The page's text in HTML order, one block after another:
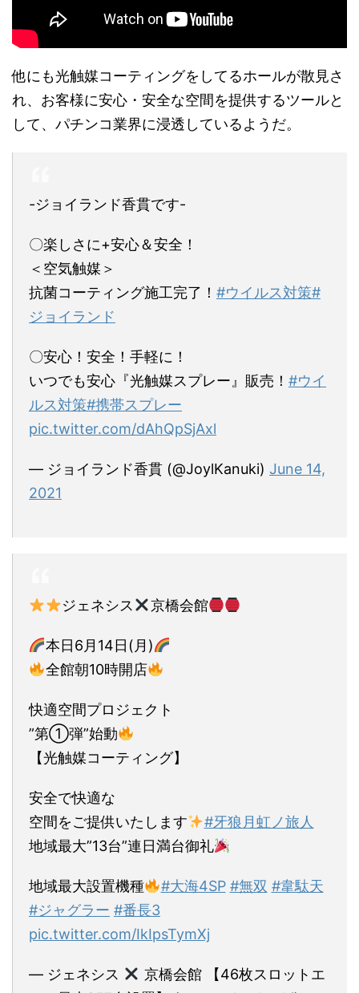
他にも光触媒コーティングをしてるホールが散見さ
れ、お客様に安心・安全な空間を提供するツールと
して、パチンコ業界に浸透しているようだ。
-ジョイランド香貫です-
〇楽しさに+安心＆安全！
＜空気触媒＞
抗菌コーティング施工完了！ #ウイルス対策#
ジョイランド
〇安心！安全！手軽に！
いつでも安心『光触媒スプレー』販売！ #ウイ
ルス対策#携帯スプレー
pic.twitter.com/dAhQpSjAxl
— ジョイランド香貫 (@JoylKanuki) June 14,
2021
ジェネシス 京橋会館
本日6月14日(月)
全館朝10時開店
快適空間プロジェクト
”第①弾”始動
【光触媒コーティング】
安全で快適な
空間をご提供いたします
#牙狼月虹ノ旅人
地域最大”13台”連日満台御礼
地域最大設置機種 #大海4SP #無双 #韋駄天
#ジャグラー #番長3
pic.twitter.com/IkIpsTymXj
— ジェネシス
京橋会館 【46枚スロットエ